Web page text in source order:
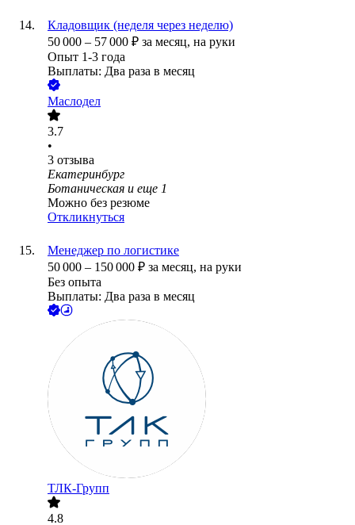
Кладовщик (неделя через неделю)
50 000 – 57 000 ₽ за месяц, на руки
Опыт 1-3 года
Выплаты: Два раза в месяц
Маслодел
3.7
•
3 отзыва
Екатеринбург
Ботаническая и еще 1
Можно без резюме
Откликнуться
Менеджер по логистике
50 000 – 150 000 ₽ за месяц, на руки
Без опыта
Выплаты: Два раза в месяц
ТЛК-Групп
4.8